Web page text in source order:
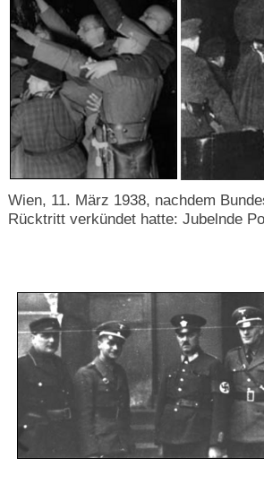
Wien, 11. März 1938, nachdem
Rücktritt verkündet hatte: Jubelnde